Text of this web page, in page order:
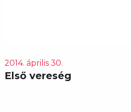
2014. április 30.
Első vereség